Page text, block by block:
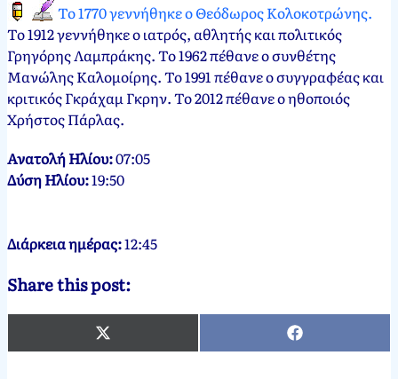
Το 1770 γεννήθηκε ο Θεόδωρος Κολοκοτρώνης.
Το 1912 γεννήθηκε ο ιατρός, αθλητής και πολιτικός
Γρηγόρης Λαμπράκης. Το 1962 πέθανε ο συνθέτης
Μανώλης Καλομοίρης. Το 1991 πέθανε ο συγγραφέας και
κριτικός Γκράχαμ Γκρην. Το 2012 πέθανε ο ηθοποιός
Χρήστος Πάρλας.
Ανατολή Ηλίου:07:05
Δύση Ηλίου:19:50
Διάρκεια ημέρας:12:45
Share this post:
X
(Twitter)
Facebook